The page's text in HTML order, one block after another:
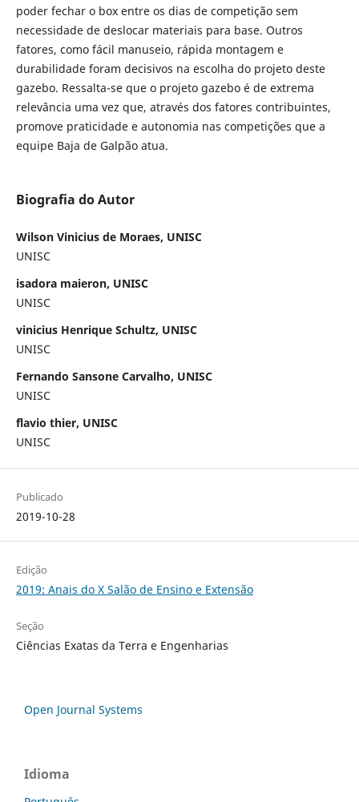
poder fechar o box entre os dias de competição sem
necessidade de deslocar materiais para base. Outros
fatores, como fácil manuseio, rápida montagem e
durabilidade foram decisivos na escolha do projeto deste
gazebo. Ressalta-se que o projeto gazebo é de extrema
relevância uma vez que, através dos fatores contribuintes,
promove praticidade e autonomia nas competições que a
equipe Baja de Galpão atua.
Biografia do Autor
Wilson Vinicius de Moraes, UNISC
UNISC
isadora maieron, UNISC
UNISC
vinicius Henrique Schultz, UNISC
UNISC
Fernando Sansone Carvalho, UNISC
UNISC
flavio thier, UNISC
UNISC
Publicado
2019-10-28
Edição
2019: Anais do X Salão de Ensino e Extensão
Seção
Ciências Exatas da Terra e Engenharias
Open Journal Systems
Idioma